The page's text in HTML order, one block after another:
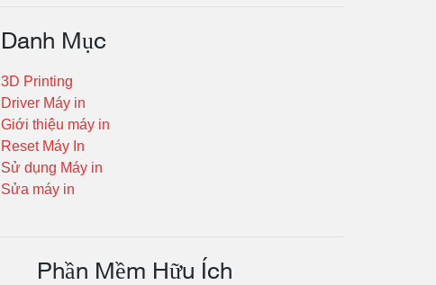
Danh Mục
3D Printing
Driver Máy in
Giới thiệu máy in
Reset Máy In
Sử dụng Máy in
Sửa máy in
Phần Mềm Hữu Ích